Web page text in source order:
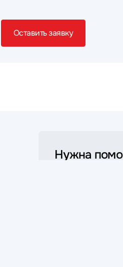
Оставить заявку
Нужна